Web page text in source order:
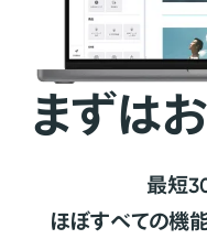
まずは
最短
ほぼすべての機